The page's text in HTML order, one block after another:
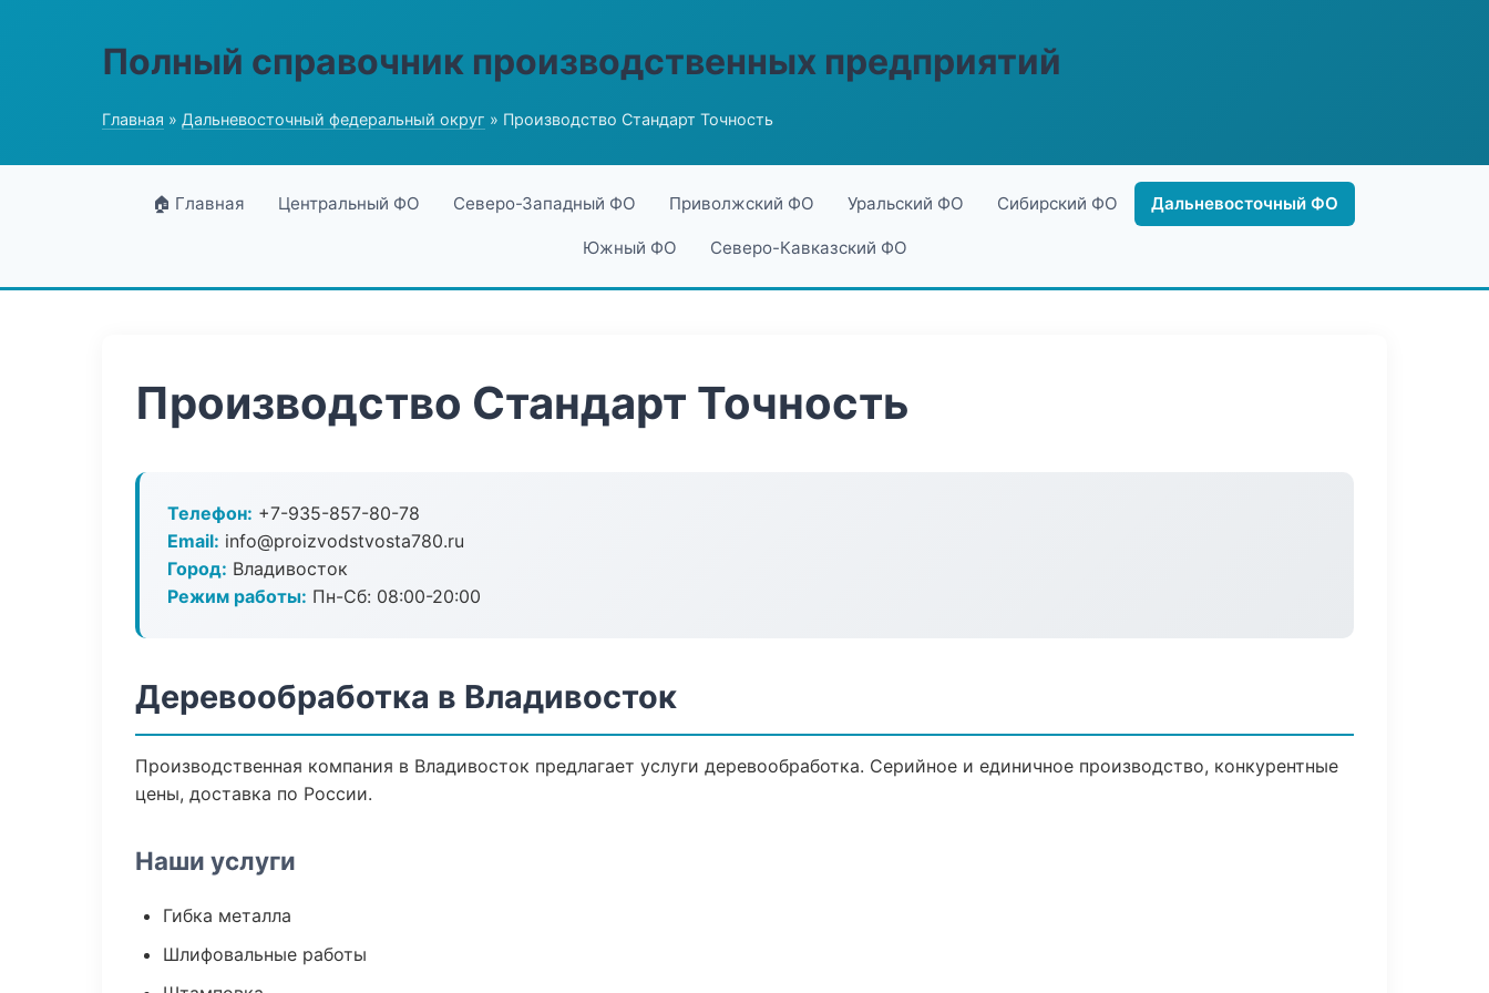
Полный справочник производственных предприятий
Главная » Дальневосточный федеральный округ » Производство Стандарт Точность
🏠 Главная Центральный ФО Северо-Западный ФО Приволжский ФО Уральский ФО Сибирский ФО Дальневосточный ФО
Южный ФО Северо-Кавказский ФО
Производство Стандарт Точность
Телефон: +7-935-857-80-78
Email: info@proizvodstvosta780.ru
Город: Владивосток
Режим работы: Пн-Сб: 08:00-20:00
Деревообработка в Владивосток
Производственная компания в Владивосток предлагает услуги деревообработка. Серийное и единичное производство, конкурентные
цены, доставка по России.
Наши услуги
Гибка металла
Шлифовальные работы